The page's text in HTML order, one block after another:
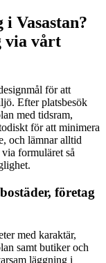
Vasastan?
via vårt
för att
Efter platsbesök
med tidsram,
för att minimera
och lämnar alltid
formuläret så
företag
med karaktär,
samt butiker och
läggning i